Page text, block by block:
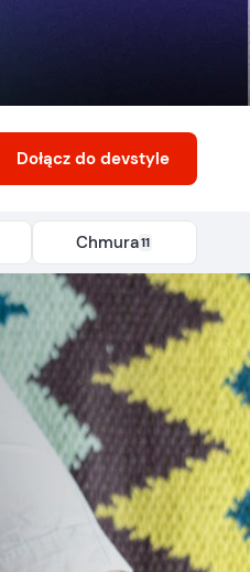
Dołącz do devstyle
Chmura11